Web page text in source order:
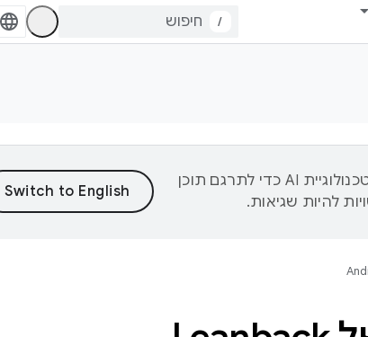
/
‫Google משתמשת בטכנולוגיית AI כדי לתרגם תוכן
להיות שגיאות.